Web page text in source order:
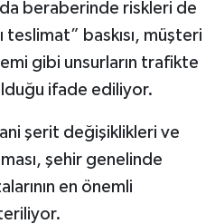
beraberinde riskleri de
teslimat” baskısı, müşteri
gibi unsurların trafikte
ifade ediliyor.
ani şerit değişiklikleri ve
şehir genelinde
en önemli